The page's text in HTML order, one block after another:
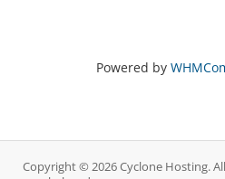
Powered by
Copyright © 2026 Cyclone Hosting.